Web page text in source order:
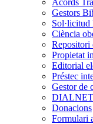
Gestors
Sol·licitud
Ciència
Propietat
Editorial
Préstec
Gestor
DIALNET
Donacions
Formulari